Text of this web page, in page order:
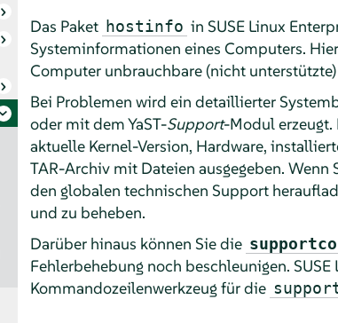
Das Paket hostinfo in SUSE Linux
Systeminformationen eines Computers.
Computer unbrauchbare (nicht
Bei Problemen wird ein detaillierter
oder mit dem YaST-Support-Modul erzeugt.
aktuelle Kernel-Version, Hardware,
TAR-Archiv mit Dateien ausgegeben.
den globalen technischen Support
und zu beheben.
Darüber hinaus können Sie die
Fehlerbehebung noch beschleunigen.
Kommandozeilenwerkzeug für die